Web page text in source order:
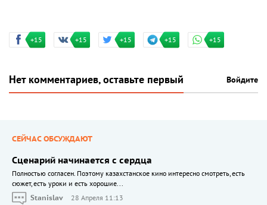
+15 +15 +15 +15 +15
Нет комментариев, оставьте первый Войдите
СЕЙЧАС ОБСУЖДАЮТ
Сценарий начинается с сердца
Полностью согласен. Поэтому казахстанское кино интересно смотреть, есть
сюжет, есть уроки и есть хорошие...
Stanislav
28 Апреля 11:13